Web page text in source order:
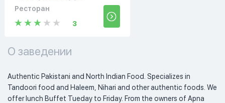
Ресторан
3
О заведении
Authentic Pakistani and North Indian Food. Specializes in
Tandoori food and Haleem, Nihari and other authentic foods. We
offer lunch Buffet Tueday to Friday. From the owners of Apna